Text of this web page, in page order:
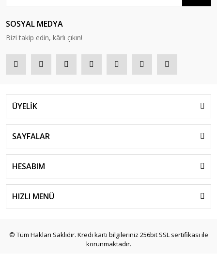
SOSYAL MEDYA
Bizi takip edin, kârlı çıkın!
ÜYELİK
SAYFALAR
HESABIM
HIZLI MENÜ
© Tüm Hakları Saklıdır. Kredi kartı bilgileriniz 256bit SSL sertifikası ile
korunmaktadır.